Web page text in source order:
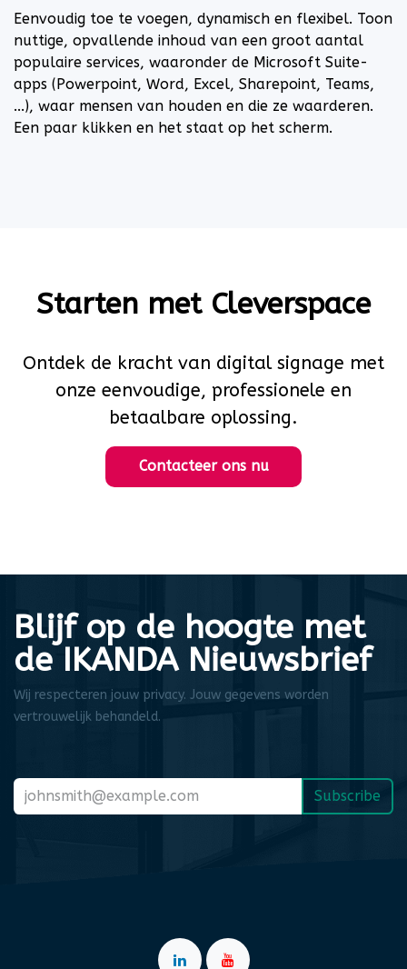
Eenvoudig toe te voegen, dynamisch en flexibel. Toon
nuttige, opvallende inhoud van een groot aantal
populaire services, waaronder de Microsoft Suite-
apps (Powerpoint, Word, Excel, Sharepoint, Teams,
...), waar mensen van houden en die ze waarderen.
Een paar klikken en het staat op het scherm.
Starten met Cleverspace
Ontdek de kracht van digital signage met
onze eenvoudige, professionele en
betaalbare oplossing.
Contacteer ons nu
Blijf op de hoogte met
de IKANDA Nieuwsbrief
Wij respecteren jouw privacy. Jouw gegevens worden
vertrouwelijk behandeld.
Subscribe